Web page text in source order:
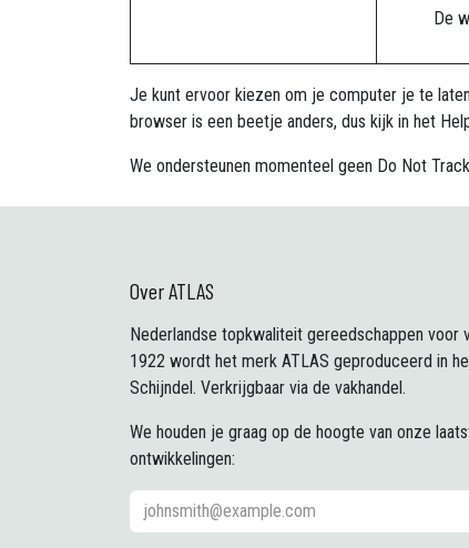
De
Je kunt ervoor kiezen om je computer je te
browser is een beetje anders, dus kijk in het
We ondersteunen momenteel geen Do Not
Over ATLAS
Nederlandse topkwaliteit gereedschappen voor
1922 wordt het merk ATLAS geproduceerd in
Schijndel. Verkrijgbaar via de vakhandel.
We houden je graag op de hoogte van onze
ontwikkelingen: